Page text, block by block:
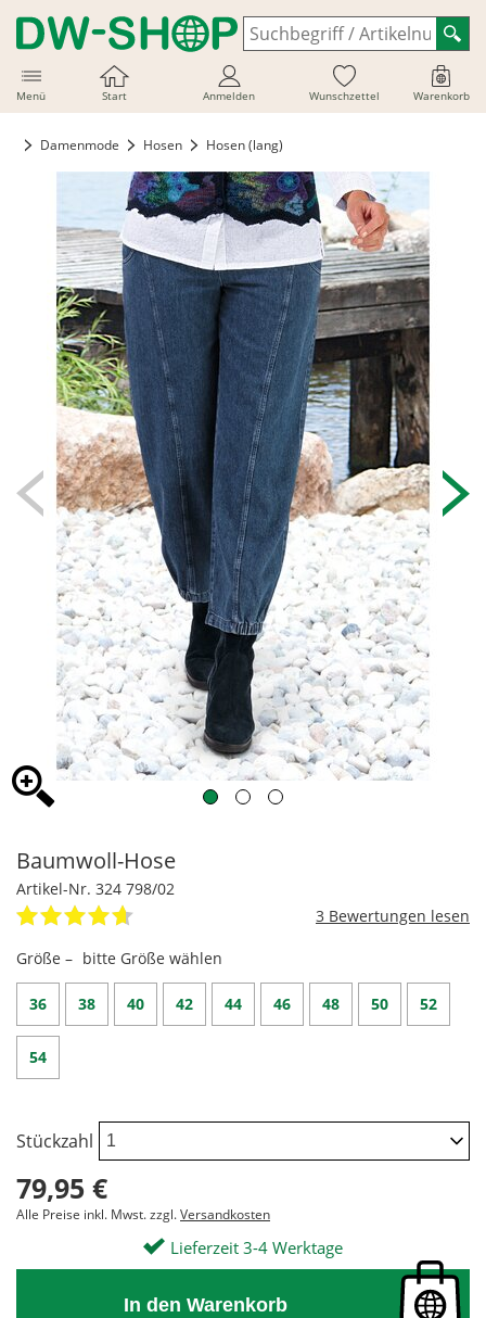
Menü Start Anmelden Wunschzettel Warenkorb
Damenmode Hosen Hosen (lang)
Baumwoll-Hose
Artikel-Nr. 324 798/02
3
Größe – bitte Größe wählen
36 38 40 42 44 46 48 50 52
54
Stückzahl
79,95 €
Alle Preise inkl. Mwst. zzgl.Versandkosten
Lieferzeit 3-4 Werktage
In den Warenkorb